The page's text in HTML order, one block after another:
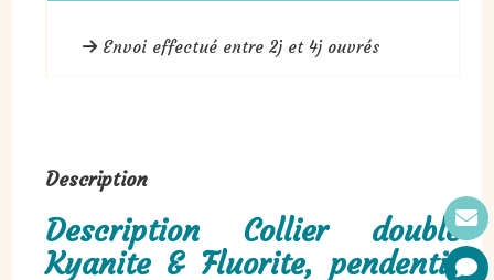
Envoi effectué entre 2j et 4j ouvrés
Description
Description Collier double
Kyanite & Fluorite, pendentif